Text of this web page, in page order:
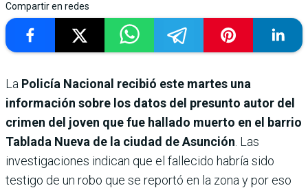
Compartir en redes
La Policía Nacional recibió este martes una
información sobre los datos del presunto autor del
crimen del joven que fue hallado muerto en el barrio
Tablada Nueva de la ciudad de Asunción . Las
investigaciones indican que el fallecido habría sido
testigo de un robo que se reportó en la zona y por eso